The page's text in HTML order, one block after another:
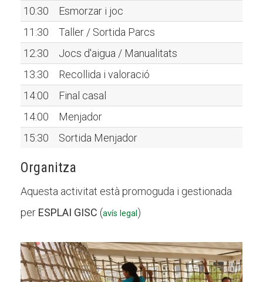
10:30
Esmorzar i joc
11:30
Taller / Sortida Parcs
12:30
Jocs d'aigua / Manualitats
13:30
Recollida i valoració
14:00
Final casal
14:00
Menjador
15:30
Sortida Menjador
Organitza
Aquesta activitat està promoguda i gestionada
per ESPLAI GISC (avís legal)